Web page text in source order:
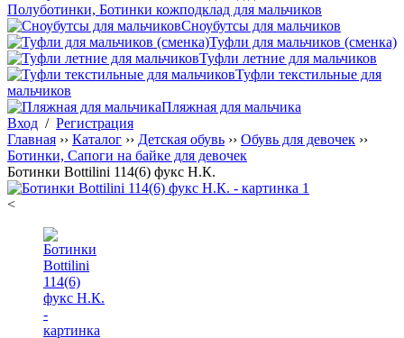
Полуботинки, Ботинки кожподклад для мальчиков
Сноубутсы для мальчиков
Туфли для мальчиков (сменка)
Туфли летние для мальчиков
Туфли текстильные для
мальчиков
Пляжная для мальчика
Вход / Регистрация
Главная ›› Каталог ›› Детская обувь ›› Обувь для девочек ››
Ботинки, Сапоги на байке для девочек
Ботинки Bottilini 114(6) фукс Н.К.
<